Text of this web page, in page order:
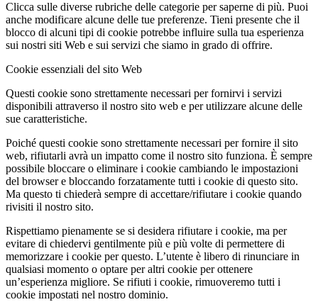
Clicca sulle diverse rubriche delle categorie per saperne di più. Puoi
anche modificare alcune delle tue preferenze. Tieni presente che il
blocco di alcuni tipi di cookie potrebbe influire sulla tua esperienza
sui nostri siti Web e sui servizi che siamo in grado di offrire.
Cookie essenziali del sito Web
Questi cookie sono strettamente necessari per fornirvi i servizi
disponibili attraverso il nostro sito web e per utilizzare alcune delle
sue caratteristiche.
Poiché questi cookie sono strettamente necessari per fornire il sito
web, rifiutarli avrà un impatto come il nostro sito funziona. È sempre
possibile bloccare o eliminare i cookie cambiando le impostazioni
del browser e bloccando forzatamente tutti i cookie di questo sito.
Ma questo ti chiederà sempre di accettare/rifiutare i cookie quando
rivisiti il nostro sito.
Rispettiamo pienamente se si desidera rifiutare i cookie, ma per
evitare di chiedervi gentilmente più e più volte di permettere di
memorizzare i cookie per questo. L’utente è libero di rinunciare in
qualsiasi momento o optare per altri cookie per ottenere
un’esperienza migliore. Se rifiuti i cookie, rimuoveremo tutti i
cookie impostati nel nostro dominio.